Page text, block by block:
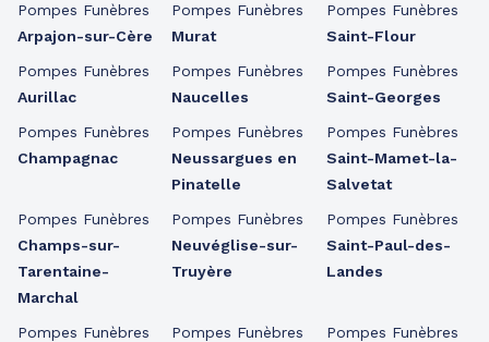
Pompes Funèbres
Arpajon-sur-Cère
Pompes Funèbres
Aurillac
Pompes Funèbres
Champagnac
Pompes Funèbres
Champs-sur-
Tarentaine-
Marchal
Pompes Funèbres
Pompes Funèbres
Murat
Pompes Funèbres
Naucelles
Pompes Funèbres
Neussargues en
Pinatelle
Pompes Funèbres
Neuvéglise-sur-
Truyère
Pompes Funèbres
Pompes Funèbres
Saint-Flour
Pompes Funèbres
Saint-Georges
Pompes Funèbres
Saint-Mamet-la-
Salvetat
Pompes Funèbres
Saint-Paul-des-
Landes
Pompes Funèbres